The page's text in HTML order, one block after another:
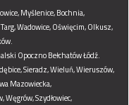
Myślenice,Bochnia,
Wadowice,Oświęcim,Olkusz,
OpocznoBełchatówŁódź.
Sieradz,Wieluń,Wieruszów,
Mazowiecka,
Węgrów,Szydłowiec,